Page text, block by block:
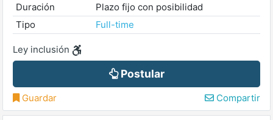
Duración
Plazo fijo con posibilidad
Tipo
Full-time
Ley inclusión
Postular
Guardar Compartir